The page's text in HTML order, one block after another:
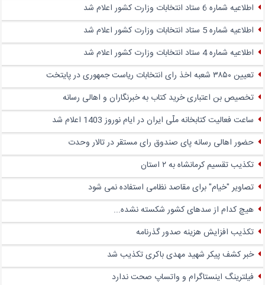
اطلاعیه شماره 6 ستاد انتخابات وزارت کشور اعلام شد
اطلاعیه شماره 5 ستاد انتخابات وزارت کشور اعلام شد
اطلاعیه شماره 4 ستاد انتخابات وزارت کشور اعلام شد
تعیین ۳۸۵۰ شعبه اخذ رای انتخابات ریاست جمهوری در پایتخت
تخصیص بن اعتباری خرید کتاب به خبرنگاران و اهالی رسانه
ساعت فعالیت کتابخانه ملّی ایران در ایام نوروز 1403 اعلام شد
حضور اهالی رسانه پای صندوق‌ رای مستقر در تالار وحدت
تکذیب تقسیم کرمانشاه به ۲ استان
تصاویر "خیام" برای مقاصد نظامی استفاده نمی شود
هیچ کدام از سدهای کشور شکسته نشده...
تکذیب افزایش هزینه صدور گذرنامه
خبر کشف پیکر شهید مهدی باکری تکذیب شد
فیلترینگ اینستاگرام و واتساپ صحت ندارد